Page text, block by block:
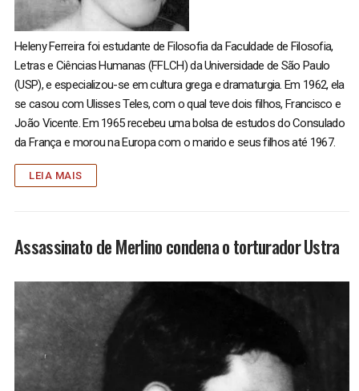
Heleny Ferreira foi estudante de Filosofia da Faculdade de Filosofia,
Letras e Ciências Humanas (FFLCH) da Universidade de São Paulo
(USP), e especializou-se em cultura grega e dramaturgia. Em 1962, ela
se casou com Ulisses Teles, com o qual teve dois filhos, Francisco e
João Vicente. Em 1965 recebeu uma bolsa de estudos do Consulado
da França e morou na Europa com o marido e seus filhos até 1967.
LEIA MAIS
Assassinato de Merlino condena o torturador Ustra